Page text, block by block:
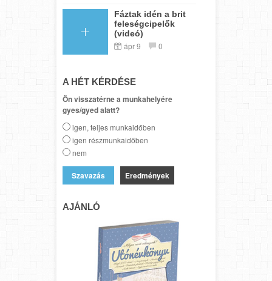
Fáztak idén a brit
feleségcipelők
(videó)
ápr 9 0
A HÉT KÉRDÉSE
Ön visszatérne a munkahelyére
gyes/gyed alatt?
igen, teljes munkaidőben
igen részmunkaidőben
nem
Eredmények
AJÁNLÓ